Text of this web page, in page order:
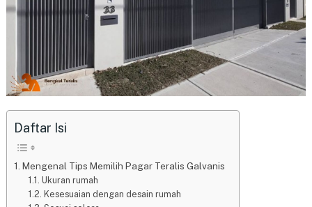
Daftar Isi
Mengenal Tips Memilih Pagar Teralis Galvanis
Ukuran rumah
Kesesuaian dengan desain rumah